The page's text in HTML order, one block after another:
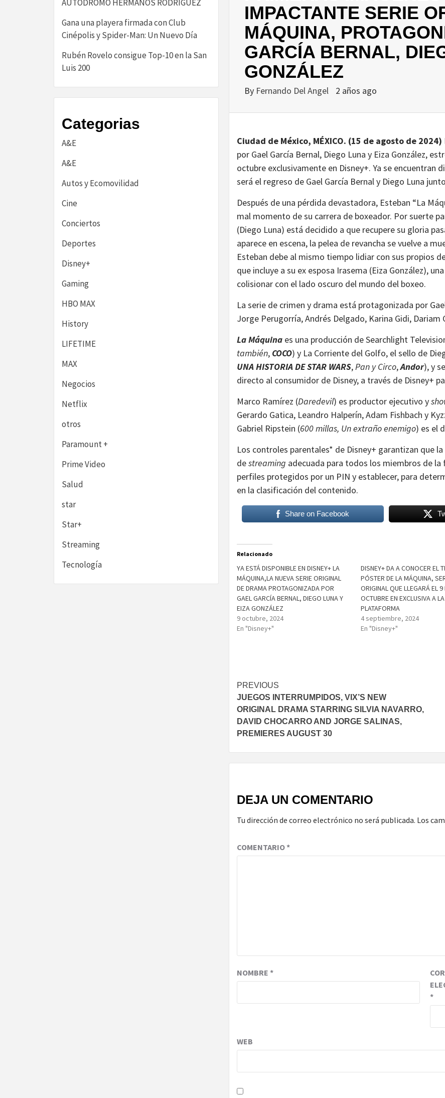
IMPACTANTE SERIE
MÁQUINA,
GARCÍA BERNAL,
GONZÁLEZ
By Fernando Del Angel 2 años ago
Ciudad de México, MÉXICO. (15 de agosto de 2024)
por Gael García Bernal, Diego Luna y Eiza González,
octubre exclusivamente en Disney+. Ya se encuentran
será el regreso de Gael García Bernal y Diego Luna
Después de una pérdida devastadora, Esteban “La
mal momento de su carrera de boxeador. Por suerte
(Diego Luna) está decidido a que recupere su gloria
aparece en escena, la pelea de revancha se vuelve a
Esteban debe al mismo tiempo lidiar con sus propios
que incluye a su ex esposa Irasema (Eiza González),
colisionar con el lado oscuro del mundo del boxeo.
La serie de crimen y drama está protagonizada por
Jorge Perugorría, Andrés Delgado, Karina Gidi, Dariam
La Máquina es una producción de Searchlight
también, COCO) y La Corriente del Golfo, el sello de
UNA HISTORIA DE STAR WARS,Pan y Circo,Andor), y
directo al consumidor de Disney, a través de Disney+
Marco Ramírez (Daredevil) es productor ejecutivo y
Gerardo Gatica, Leandro Halperín, Adam Fishbach y
Gabriel Ripstein (600 millas, Un extraño enemigo) es el
Los controles parentales* de Disney+ garantizan que
destreaming adecuada para todos los miembros de
perfiles protegidos por un PIN y establecer, para
en la clasificación del contenido.
Share on Facebook
Relacionado
YA ESTÁ DISPONIBLE EN DISNEY+ LA
MÁQUINA,LA NUEVA SERIE ORIGINAL
DE DRAMA PROTAGONIZADA POR
GAEL GARCÍA BERNAL, DIEGO LUNA Y
EIZA GONZÁLEZ
9 octubre, 2024
En "Disney+"
DISNEY+ DA A CONOCER EL
PÓSTER DE LA MÁQUINA,
ORIGINAL QUE LLEGARÁ EL 9
OCTUBRE EN EXCLUSIVA A LA
PLATAFORMA
4 septiembre, 2024
En "Disney+"
Post
navigation
PREVIOUS
JUEGOS INTERRUMPIDOS, VIX’S NEW
ORIGINAL DRAMA STARRING SILVIA NAVARRO,
DAVID CHOCARRO AND JORGE SALINAS,
PREMIERES AUGUST 30
DEJA UN COMENTARIO
Tu dirección de correo electrónico no será publicada. Los
COMENTARIO*
NOMBRE *
*
WEB
AUTÓDROMO HERMANOS RODRÍGUEZ
Gana una playera firmada con Club
Cinépolis y Spider-Man: Un Nuevo Día
Rubén Rovelo consigue Top-10 en la San
Luis 200
Categorias
A&E
A&E
Autos y Ecomovilidad
Cine
Conciertos
Deportes
Disney+
Gaming
HBO MAX
History
LIFETIME
MAX
Negocios
Netflix
otros
Paramount +
Prime Video
Salud
star
Star+
Streaming
Tecnología